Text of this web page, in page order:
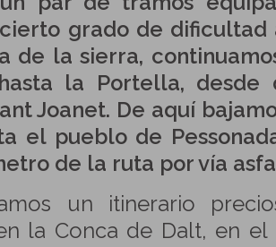
grado de dificultad
de la sierra,
la Portella, desde
Joanet. De aquí
el pueblo de
de la ruta por vía
un itinerario
la Conca de Dalt, en el